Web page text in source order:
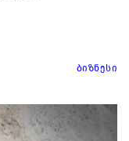
ბიზნესი